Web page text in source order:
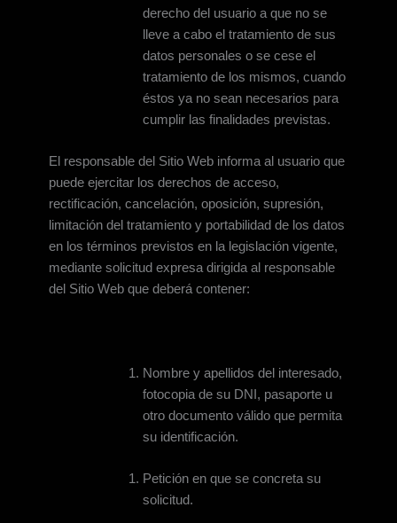
derecho del usuario a que no se
lleve a cabo el tratamiento de sus
datos personales o se cese el
tratamiento de los mismos, cuando
éstos ya no sean necesarios para
cumplir las finalidades previstas.
El responsable del Sitio Web informa al usuario que
puede ejercitar los derechos de acceso,
rectificación, cancelación, oposición, supresión,
limitación del tratamiento y portabilidad de los datos
en los términos previstos en la legislación vigente,
mediante solicitud expresa dirigida al responsable
del Sitio Web que deberá contener:
Nombre y apellidos del interesado,
fotocopia de su DNI, pasaporte u
otro documento válido que permita
su identificación.
Petición en que se concreta su
solicitud.